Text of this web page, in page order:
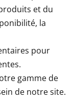
et du
la
pour
gamme de
de notre site.